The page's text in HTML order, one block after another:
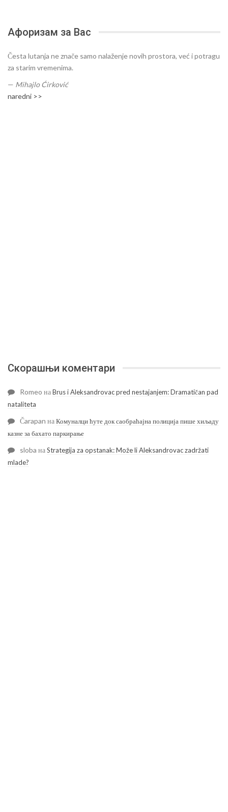
Афоризам за Вас
Česta lutanja ne znače samo nalaženje novih prostora, već i potragu
za starim vremenima.
— Mihajlo Ćirković
naredni >>
Скорашњи коментари
Romeo наBrus i Aleksandrovac pred nestajanjem: Dramatičan pad
nataliteta
Čarapan наКомуналци ћуте док саобраћајна полиција пише хиљаду
казне за бахато паркирање
sloba наStrategija za opstanak: Može li Aleksandrovac zadržati
mlade?